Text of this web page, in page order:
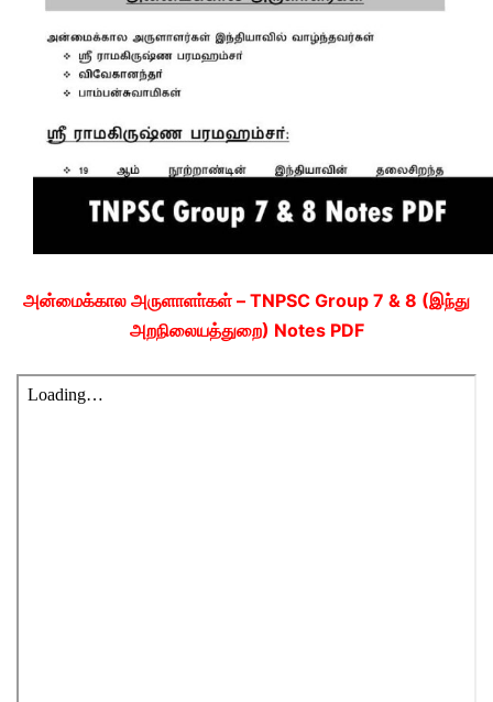
அன்மைக்கால அருளாளா்கள் – TNPSC Group 7 & 8 (இந்து
அறநிலையத்துறை) Notes PDF